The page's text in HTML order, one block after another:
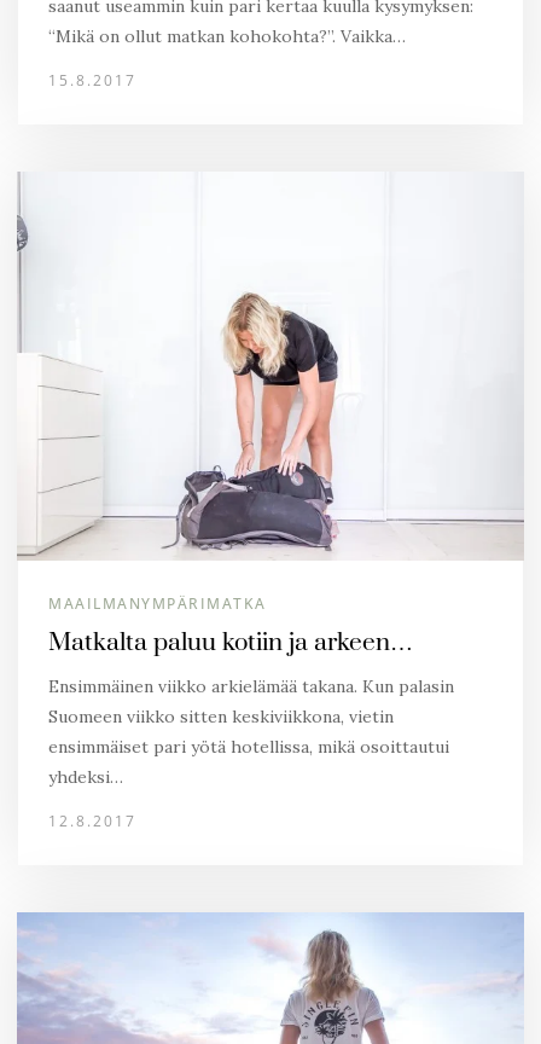
saanut useammin kuin pari kertaa kuulla kysymyksen:
“Mikä on ollut matkan kohokohta?”. Vaikka…
15.8.2017
MAAILMANYMPÄRIMATKA
Matkalta paluu kotiin ja arkeen…
Ensimmäinen viikko arkielämää takana. Kun palasin
Suomeen viikko sitten keskiviikkona, vietin
ensimmäiset pari yötä hotellissa, mikä osoittautui
yhdeksi…
12.8.2017